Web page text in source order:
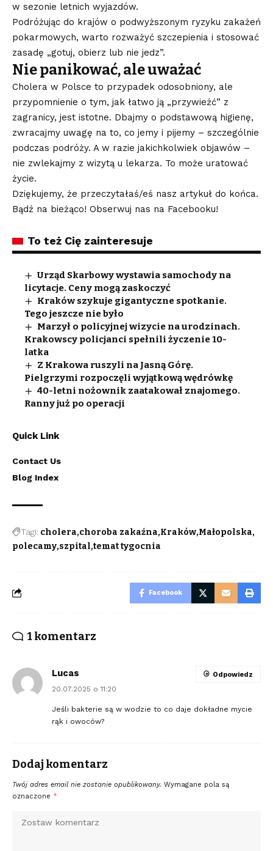
w sezonie letnich wyjazdów.
Podróżując do krajów o podwyższonym ryzyku zakażeń
pokarmowych, warto rozważyć szczepienia i stosować
zasadę „gotuj, obierz lub nie jedz”.
Nie panikować, ale uważać
Cholera w Polsce to przypadek odosobniony, ale
przypomnienie o tym, jak łatwo ją „przywieźć” z
zagranicy, jest istotne. Dbajmy o podstawową higienę,
zwracajmy uwagę na to, co jemy i pijemy – szczególnie
podczas podróży. A w razie jakichkolwiek objawów –
nie zwlekajmy z wizytą u lekarza. To może uratować
życie.
Dziękujemy, że przeczytałaś/eś nasz artykuł do końca.
Bądź na bieżąco! Obserwuj nas na Facebooku!
To też Cię zainteresuje
Urząd Skarbowy wystawia samochody na
licytacje. Ceny mogą zaskoczyć
Kraków szykuje gigantyczne spotkanie.
Tego jeszcze nie było
Marzył o policyjnej wizycie na urodzinach.
Krakowscy policjanci spełnili życzenie 10-
latka
Z Krakowa ruszyli na Jasną Górę.
Pielgrzymi rozpoczęli wyjątkową wędrówkę
40-letni nożownik zaatakował znajomego.
Ranny już po operacji
Quick Link
Contact Us
Blog Index
Tagi: cholera choroba zakaźna Kraków Małopolska
polecamy szpital temat tygocnia
Facebook
1 komentarz
Lucas
20.07.2025 o 11:20
Jeśli bakterie są w wodzie to co daje dokładne mycie
rąk i owoców?
Odpowiedz
Dodaj komentarz
Twój adres email nie zostanie opublikowany. Wymagane pola są
oznaczone *